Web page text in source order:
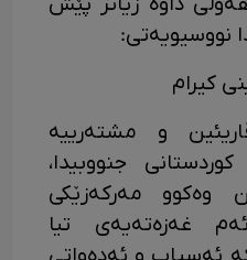
کیرام
و مشتەرییە
جنووبیدا،
وەکوو مەرکەزێکی
غەزەتەیەی تیا